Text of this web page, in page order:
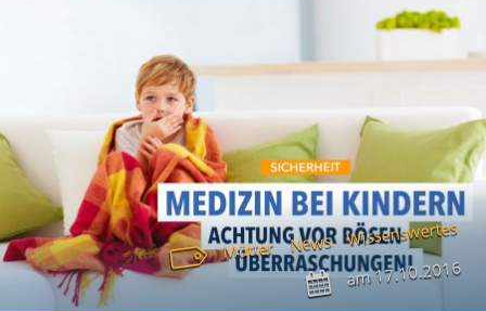
Mütter News Wissenswertes
am17.10.2016